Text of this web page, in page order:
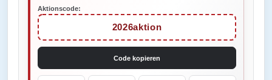
Aktionscode:
2026aktion
Code kopieren